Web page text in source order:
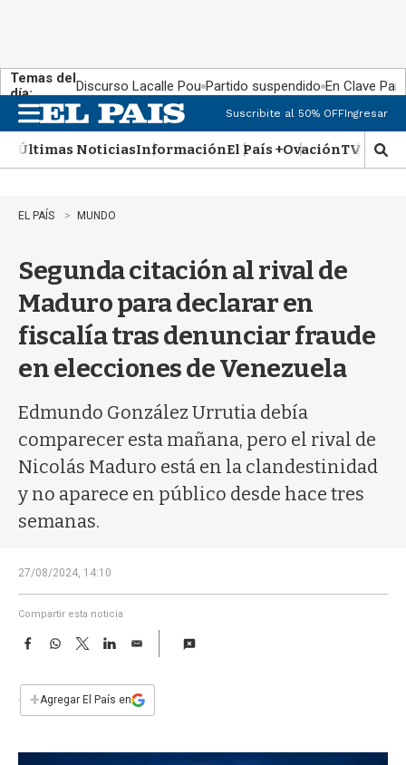
Temas del
día:
Discurso Lacalle Pou Partido suspendido En Clave País
n
u
Suscribite al 50% OFFIngresar
Últimas NoticiasInformaciónEl País +OvaciónTV Show
M
o
EL PAÍS MUNDO
Segunda citación al rival de
Maduro para declarar en
fiscalía tras denunciar fraude
en elecciones de Venezuela
Edmundo González Urrutia debía
comparecer esta mañana, pero el rival de
Nicolás Maduro está en la clandestinidad
y no aparece en público desde hace tres
semanas.
27/08/2024, 14:10
Compartir esta noticia
F
e
b
W
s
T
w
t
L
E
i
l
+Agregar El País en